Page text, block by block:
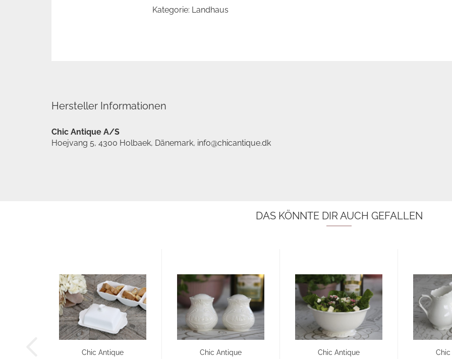
Kategorie: Landhaus
Hersteller Informationen
Chic Antique A/S
Hoejvang 5, 4300 Holbaek, Dänemark, info@chicantique.dk
DAS KÖNNTE DIR AUCH GEFALLEN
Chic Antique
Chic Antique
Chic Antique